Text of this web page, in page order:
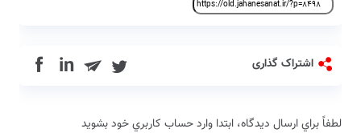
اشتراک گذاری in
لطفاً براي ارسال دیدگاه، ابتدا وارد حساب كاربري خود بشويد